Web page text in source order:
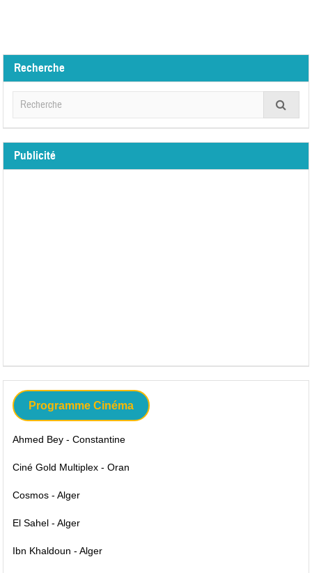
Recherche
Publicité
Programme Cinéma
Ahmed Bey - Constantine
Ciné Gold Multiplex - Oran
Cosmos - Alger
El Sahel - Alger
Ibn Khaldoun - Alger